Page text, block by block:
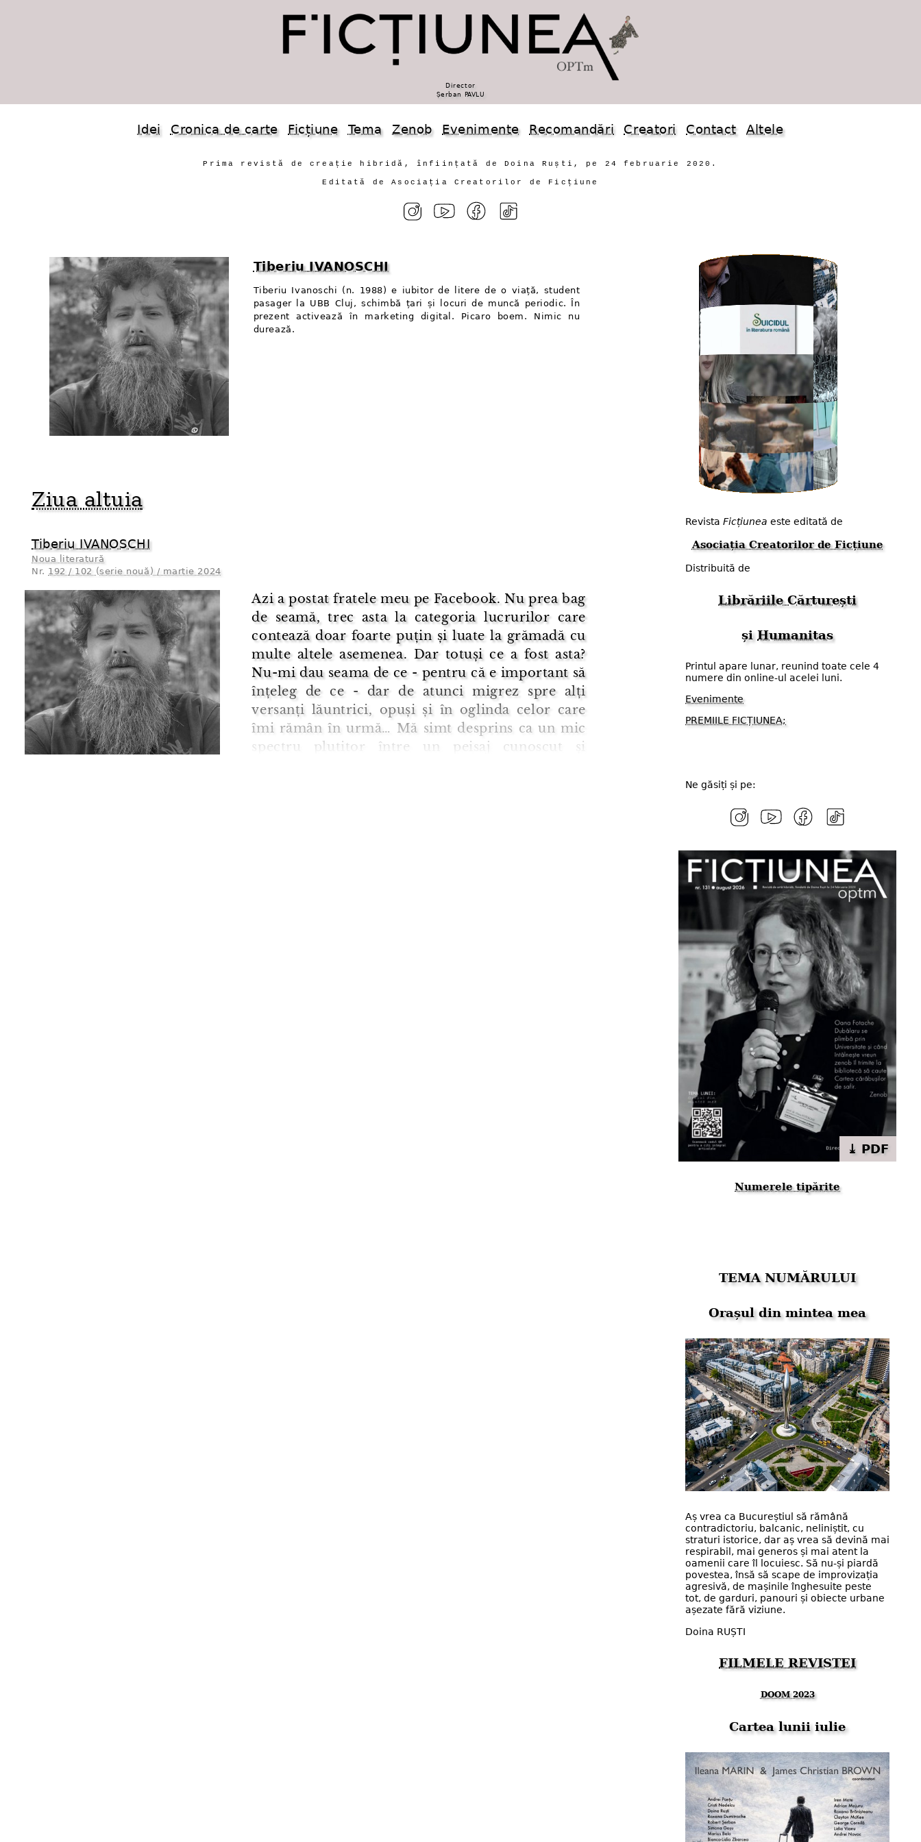
Director
Șerban PAVLU
Idei Cronica de carte Ficțiune Tema Zenob Evenimente Recomandări Creatori Contact Altele
Prima revistă de creație hibridă, înființată de Doina Ruști, pe 24 februarie 2020.
Editată de Asociația Creatorilor de Ficțiune
Tiberiu IVANOSCHI
Tiberiu Ivanoschi (n. 1988) e iubitor de litere de o viață, student
pasager la UBB Cluj, schimbă țari și locuri de muncă periodic. În
prezent activează în marketing digital. Picaro boem. Nimic nu
durează.
Ziua altuia
Tiberiu IVANOSCHI
Noua literatură
Nr. 192 / 102 (serie nouă) / martie 2024
Azi a postat fratele meu pe Facebook. Nu prea bag
de seamă, trec asta la categoria lucrurilor care
contează doar foarte puțin și luate la grămadă cu
multe altele asemenea. Dar totuși ce a fost asta?
Nu-mi dau seama de ce - pentru că e important să
înțeleg de ce - dar de atunci migrez spre alți
versanți lăuntrici, opuși și în oglinda celor care
îmi rămân în urmă… Mă simt desprins ca un mic
spectru plutitor între un peisaj cunoscut și
Revista Ficțiunea este editată de
Asociația Creatorilor de Ficțiune
Distribuită de
Librăriile Cărturești
șiHumanitas
Printul apare lunar, reunind toate cele 4
numere din online-ul acelei luni.
Evenimente
PREMIILE FICȚIUNEA;
Ne găsiți și pe:
⤓ PDF
Numerele tipărite
TEMA NUMĂRULUI
Orașul din mintea mea
Aș vrea ca Bucureștiul să rămână
contradictoriu, balcanic, neliniștit, cu
straturi istorice, dar aș vrea să devină mai
respirabil, mai generos și mai atent la
oamenii care îl locuiesc. Să nu-și piardă
povestea, însă să scape de improvizația
agresivă, de mașinile înghesuite peste
tot, de garduri, panouri și obiecte urbane
așezate fără viziune.
Doina RUȘTI
FILMELE REVISTEI
DOOM 2023
Cartea lunii iulie